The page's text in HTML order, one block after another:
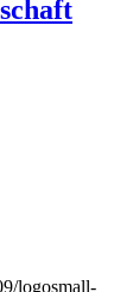
logosmall-